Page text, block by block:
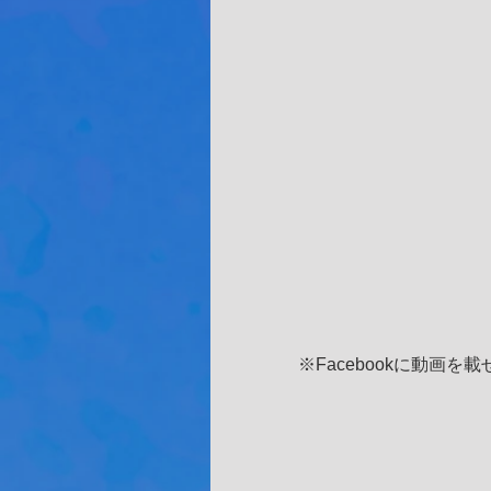
※Facebookに動画を載